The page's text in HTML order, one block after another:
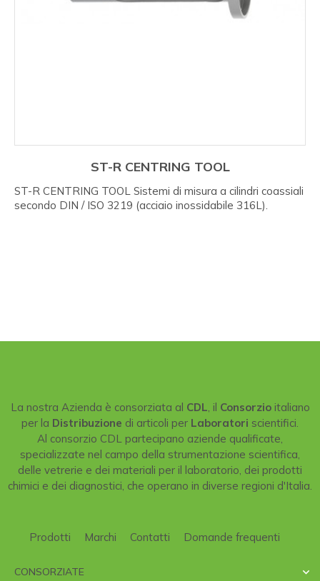
ST-R CENTRING TOOL
ST-R CENTRING TOOL Sistemi di misura a cilindri coassiali
secondo DIN / ISO 3219 (acciaio inossidabile 316L).
La nostra Azienda è consorziata al CDL , il Consorzioitaliano
per la Distribuzione di articoli per Laboratori scientifici.
Al consorzio CDL partecipano aziende qualificate,
specializzate nel campo della strumentazione scientifica,
delle vetrerie e dei materiali per il laboratorio, dei prodotti
chimici e dei diagnostici, che operano in diverse regioni d'Italia.
Prodotti Marchi Contatti Domande frequenti
CONSORZIATE 